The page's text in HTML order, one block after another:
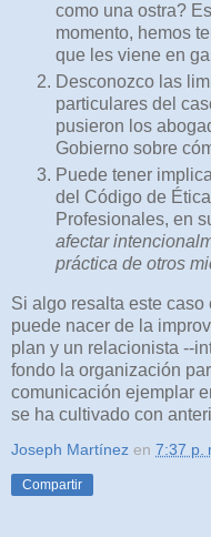
como una ostra?
momento, hemos
que les viene en
Desconozco las
particulares del
pusieron los
Gobierno sobre
Puede tener
del Código de
Profesionales, en
afectar
práctica de otros
Si algo resalta este
puede nacer de la
plan y un relacionista --
fondo la organización
comunicación ejemplar
se ha cultivado con
Joseph Martínez en 7:37 p.
Compartir